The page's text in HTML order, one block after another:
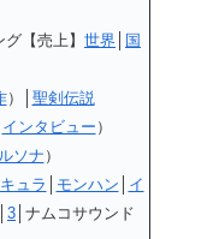
【売上】 世界
国
）│ 聖剣伝説
インタビュー ）
ソナ ）
ュラ モンハン
イ
3 │ナムコサウンド